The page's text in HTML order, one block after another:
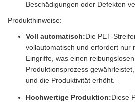
Beschädigungen oder Defekten
Produkthinweise:
Voll automatisch:Die PET-
vollautomatisch und erfordert nur
Eingriffe, was einen
Produktionsprozess
und die Produktivität erhöht.
Hochwertige Produktion:Diese